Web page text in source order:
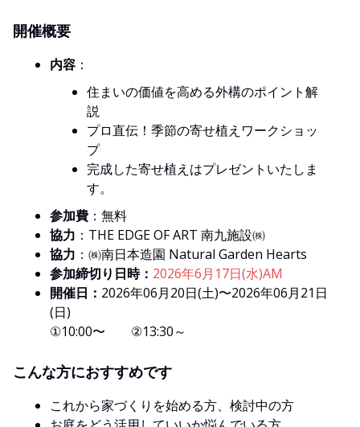
開催概要
内容 ：
住まいの価値を高める外構のポイント解
説
プロ直伝！季節の寄せ植えワークショッ
プ
完成した寄せ植えはプレゼントいたしま
す。
参加費 ：無料
協力 ：THE EDGE OF ART 南九施設㈱
協力 ：㈱南日本造園 Natural Garden Hearts
参加締切り日時： 2026年6月17日(水)AM
開催日： 2026年06月20日(土)〜2026年06月21日
(日)
①10:00〜 ②13:30～
こんな方におすすめです
これから家づくりを始める方、検討中の方